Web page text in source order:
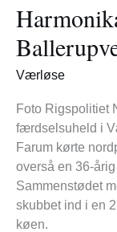
Værløse
Foto Rigspolitiet
færdselsuheld i
Farum kørte
overså en 36-
Sammenstødet
skubbet ind i en
køen.
Ballerupvej